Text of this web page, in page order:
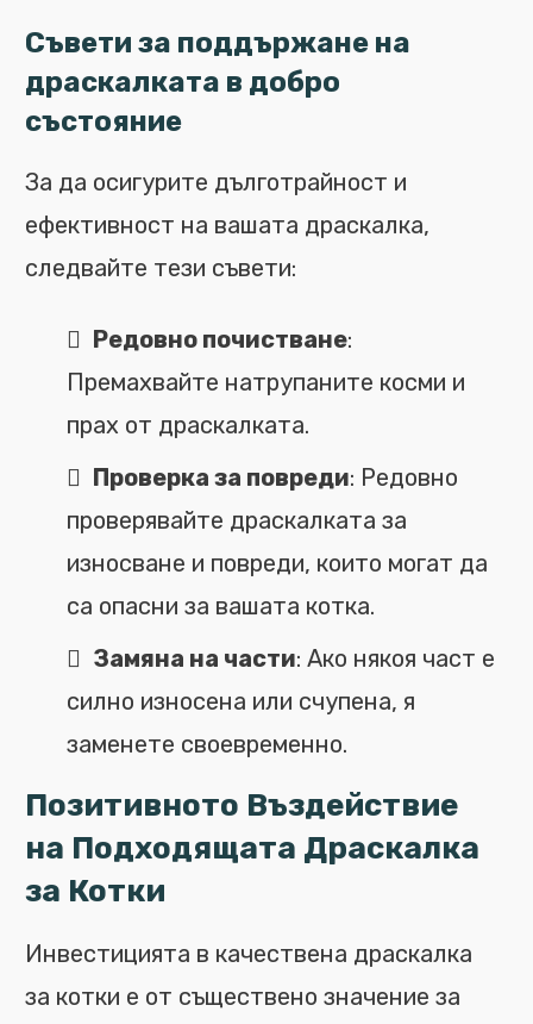
Съвети за поддържане на
драскалката в добро
състояние
За да осигурите дълготрайност и
ефективност на вашата драскалка,
следвайте тези съвети:
Редовно почистване:
Премахвайте натрупаните косми и
прах от драскалката.
Проверка за повреди: Редовно
проверявайте драскалката за
износване и повреди, които могат да
са опасни за вашата котка.
Замяна на части: Ако някоя част е
силно износена или счупена, я
заменете своевременно.
Позитивното Въздействие
на Подходящата Драскалка
за Котки
Инвестицията в качествена драскалка
за котки е от съществено значение за